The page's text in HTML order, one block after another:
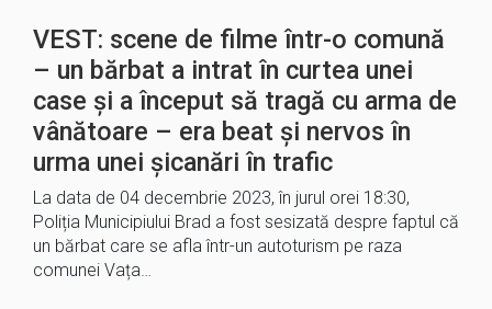
VEST: scene de filme într-o comună
– un bărbat a intrat în curtea unei
case și a început să tragă cu arma de
vânătoare – era beat și nervos în
urma unei șicanări în trafic
La data de 04 decembrie 2023, în jurul orei 18:30,
Poliția Municipiului Brad a fost sesizată despre faptul că
un bărbat care se afla într-un autoturism pe raza
comunei Vața…